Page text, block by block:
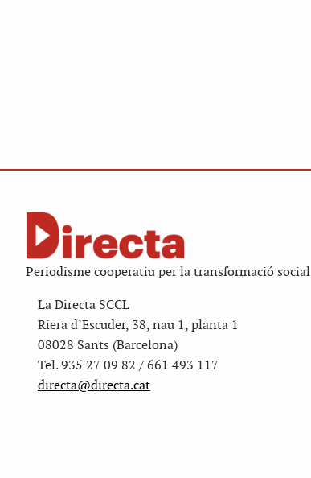
Periodisme cooperatiu per la transformació social
La Directa SCCL
Riera d’Escuder, 38, nau 1, planta 1
08028 Sants (Barcelona)
Tel. 935 27 09 82 / 661 493 117
directa@directa.cat